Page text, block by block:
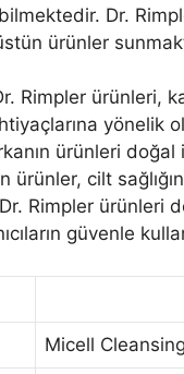
Dr.
ürünler
Rimpler ürünleri,
yönelik
ürünleri
cilt
Dr. Rimpler ürünleri
güvenle
Micell